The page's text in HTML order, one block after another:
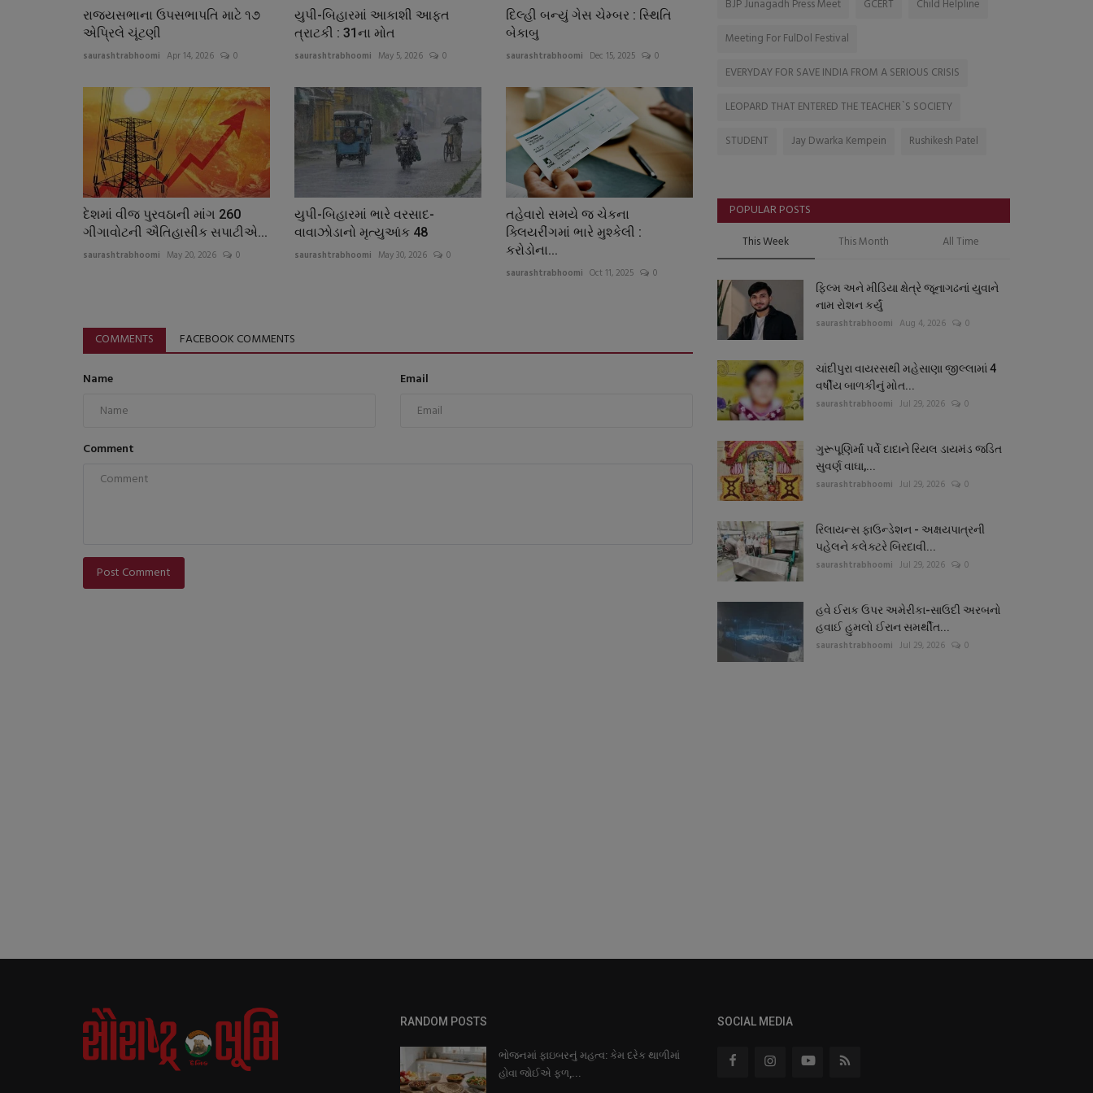
રાજ્યસભાના ઉપસભાપતિ માટે ૧૭
એપ્રિલે ચૂંટણી
saurashtrabhoomi Apr 14, 2026 0
યુપી-બિહારમાં આકાશી આફત
ત્રાટકી : 31ના મોત
saurashtrabhoomi May 5, 2026 0
દિલ્હી બન્યું ગેસ ચેમ્બર : સ્થિતિ
બેકાબુ
saurashtrabhoomi Dec 15, 2025 0
દેશમાં વીજ પુરવઠાની માંગ 260
ગીગાવોટની ઐતિહાસીક સપાટીએ...
saurashtrabhoomi May 20, 2026 0
યુપી-બિહારમાં ભારે વરસાદ-
વાવાઝોડાનો મૃત્યુઆંક 48
saurashtrabhoomi May 30, 2026 0
તહેવારો સમયે જ ચેકના
ક્લિયરીંગમાં ભારે મુશ્કેલી :
કરોડોના...
saurashtrabhoomi Oct 11, 2025 0
COMMENTS FACEBOOK COMMENTS
Name Email
Comment
Post Comment
BJP Junagadh Press Meet
GCERT
Child Helpline
Meeting For FulDol Festival
EVERYDAY FOR SAVE INDIA FROM A SERIOUS CRISIS
LEOPARD THAT ENTERED THE TEACHER`S SOCIETY
STUDENT
Jay Dwarka Kempein Rushikesh Patel
POPULAR POSTS
This Week This Month All Time
ફિલ્મ અને મીડિયા ક્ષેત્રે જૂનાગઢનાં યુવાને
નામ રોશન કર્યું
saurashtrabhoomi Aug 4, 2026 0
ચાંદીપુરા વાયરસથી મહેસાણા જીલ્લામાં 4
વર્ષીય બાળકીનું મોત...
saurashtrabhoomi Jul 29, 2026 0
ગુરૂપૂણિર્માં પર્વે દાદાને રિયલ ડાયમંડ જડિત
સુવર્ણ વાઘા,...
saurashtrabhoomi Jul 29, 2026 0
રિલાયન્સ ફાઉન્ડેશન - અક્ષયપાત્રની
પહેલને કલેક્ટરે બિરદાવી...
saurashtrabhoomi Jul 29, 2026 0
હવે ઈરાક ઉપર અમેરીકા-સાઉદી અરબનો
હવાઈ હુમલો ઈરાન સમર્થીત...
saurashtrabhoomi Jul 29, 2026 0
RANDOM POSTS
ભોજનમાં ફાઇબરનું મહત્વ: કેમ દરેક થાળીમાં
હોવા જોઈએ ફળ,...
SOCIAL MEDIA